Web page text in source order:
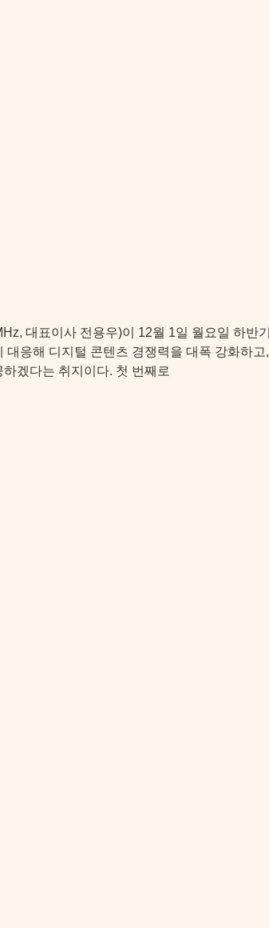
대표이사 전용우)이 12월 1일 월요일 하반기
응해 디지털 콘텐츠 경쟁력을 대폭 강화하고,
겠다는 취지이다. 첫 번째로